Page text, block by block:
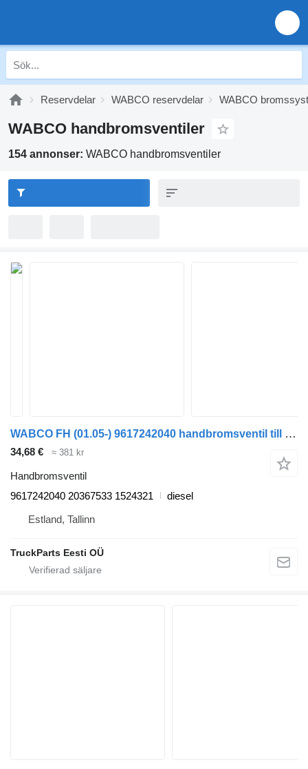
Reservdelar WABCO reservdelar WABCO
WABCO handbromsventiler
154 annonser: WABCO handbromsventiler
WABCO FH (01.05-) 9617242040 handbromsventil till Volvo FH12, FH16, NH12, FH, VNL780 (1993-2014) dragbil
34,68 € ≈ 381 kr
Handbromsventil
9617242040 20367533 1524321
diesel
Estland, Tallinn
TruckParts Eesti OÜ